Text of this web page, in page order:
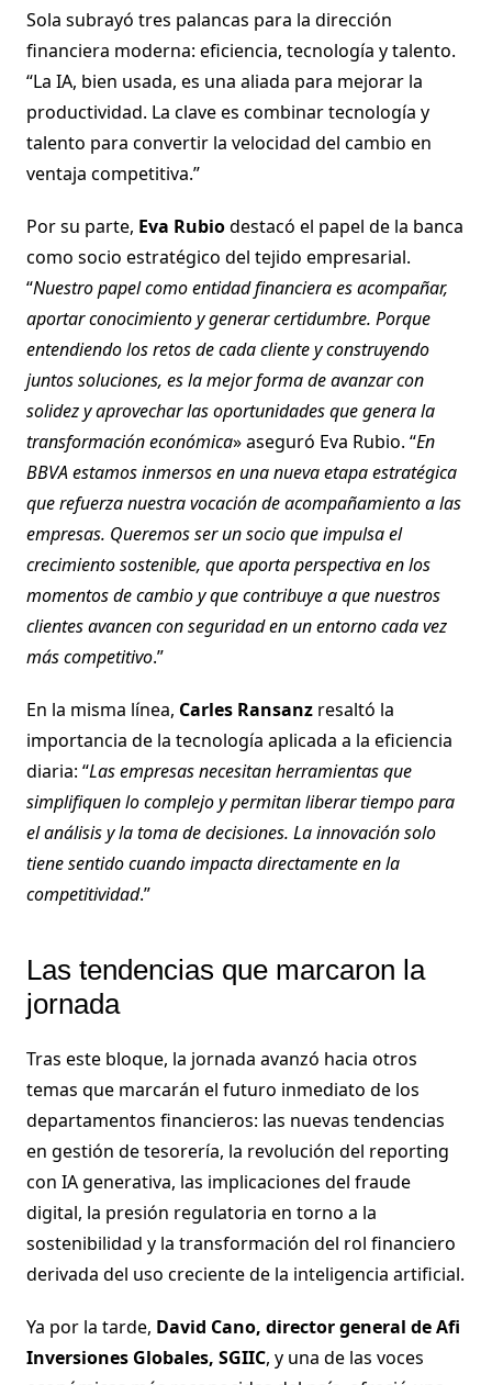
Sola subrayó tres palancas para la dirección
financiera moderna: eficiencia, tecnología y talento.
“La IA, bien usada, es una aliada para mejorar la
productividad. La clave es combinar tecnología y
talento para convertir la velocidad del cambio en
ventaja competitiva.”
Por su parte, Eva Rubiodestacó el papel de la banca
como socio estratégico del tejido empresarial.
“Nuestro papel como entidad financiera es acompañar,
aportar conocimiento y generar certidumbre. Porque
entendiendo los retos de cada cliente y construyendo
juntos soluciones, es la mejor forma de avanzar con
solidez y aprovechar las oportunidades que genera la
transformación económica» aseguró Eva Rubio. “En
BBVA estamos inmersos en una nueva etapa estratégica
que refuerza nuestra vocación de acompañamiento a las
empresas. Queremos ser un socio que impulsa el
crecimiento sostenible, que aporta perspectiva en los
momentos de cambio y que contribuye a que nuestros
clientes avancen con seguridad en un entorno cada vez
más competitivo.”
En la misma línea, Carles Ransanzresaltó la
importancia de la tecnología aplicada a la eficiencia
diaria: “Las empresas necesitan herramientas que
simplifiquen lo complejo y permitan liberar tiempo para
el análisis y la toma de decisiones. La innovación solo
tiene sentido cuando impacta directamente en la
competitividad.”
Las tendencias que marcaron la
jornada
Tras este bloque, la jornada avanzó hacia otros
temas que marcarán el futuro inmediato de los
departamentos financieros: las nuevas tendencias
en gestión de tesorería, la revolución del reporting
con IA generativa, las implicaciones del fraude
digital, la presión regulatoria en torno a la
sostenibilidad y la transformación del rol financiero
derivada del uso creciente de la inteligencia artificial.
Ya por la tarde, David Cano, director general de Afi
Inversiones Globales, SGIIC, y una de las voces